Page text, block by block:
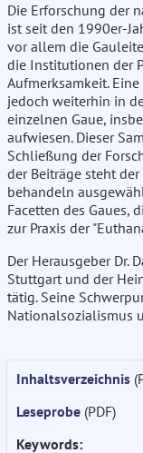
Die Erforschung der
ist seit den 1990er-
vor allem die
die Institutionen der
Aufmerksamkeit.
jedoch weiterhin in
einzelnen Gaue,
aufwiesen. Dieser
Schließung der
der Beiträge steht
behandeln
Facetten des Gaues,
zur Praxis der
Der Herausgeber Dr.
Stuttgart und der
tätig. Seine
Nationalsozialismus
Inhaltsverzeichnis
Leseprobe (PDF)
Keywords: